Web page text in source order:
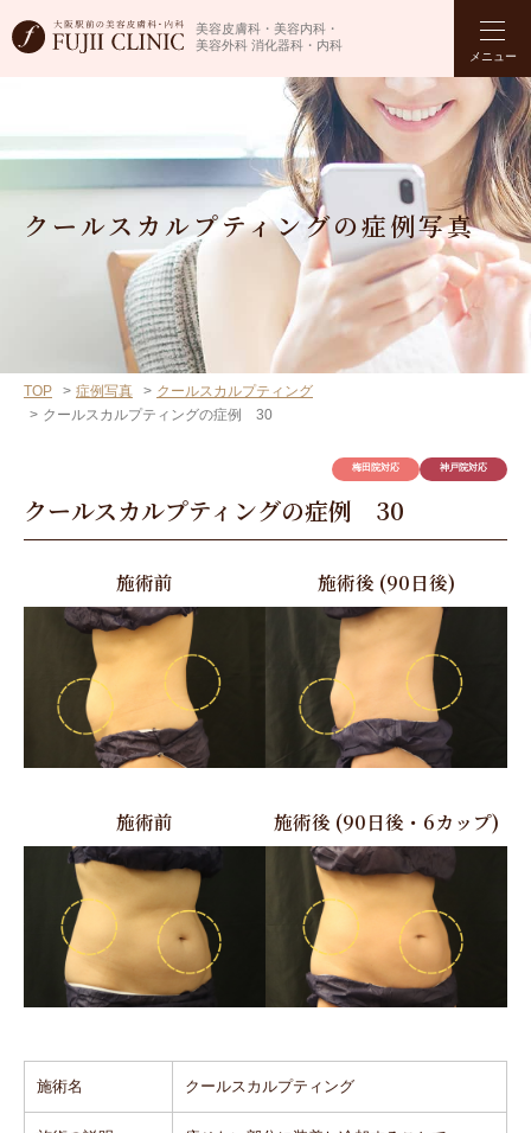
美容皮膚科・美容内科・
美容外科 消化器科・内科
メニュー
クールスカルプティングの症例写真
TOP 症例写真
クールスカルプティング
クールスカルプティングの症例 30
クールスカルプティングの症例 30
梅田院対応 神戸院対応
施術前
施術前
施術後 (90日後)
施術後 (90日後・6カップ)
施術名 クールスカルプティング